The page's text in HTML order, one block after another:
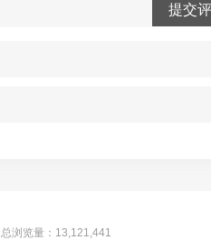
提交
总浏览量：13,121,441